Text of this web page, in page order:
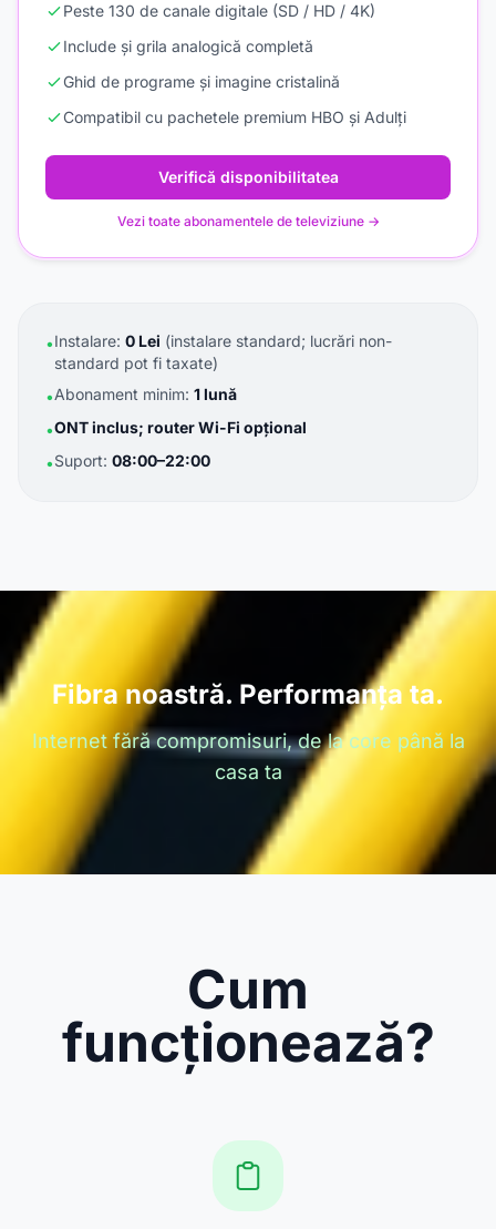
Peste 130 de canale digitale (SD / HD / 4K)
Include și grila analogică completă
Ghid de programe și imagine cristalină
Compatibil cu pachetele premium HBO și Adulți
Verifică disponibilitatea
Vezi toate abonamentele de televiziune →
•Instalare: 0 Lei (instalare standard; lucrări non-
standard pot fi taxate)
•Abonament minim: 1 lună
•ONT inclus; router Wi-Fi opțional
•Suport: 08:00–22:00
Fibra noastră. Performanța ta.
Internet fără compromisuri, de la core până la
casa ta
Cum
funcționează?